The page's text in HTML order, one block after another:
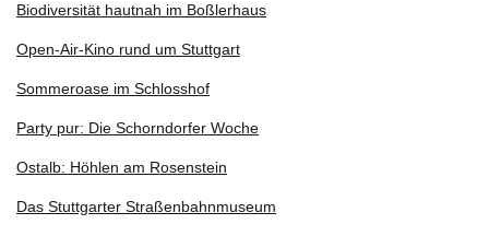
Biodiversität hautnah im Boßlerhaus
Open-Air-Kino rund um Stuttgart
Sommeroase im Schlosshof
Party pur: Die Schorndorfer Woche
Ostalb: Höhlen am Rosenstein
Das Stuttgarter Straßenbahnmuseum